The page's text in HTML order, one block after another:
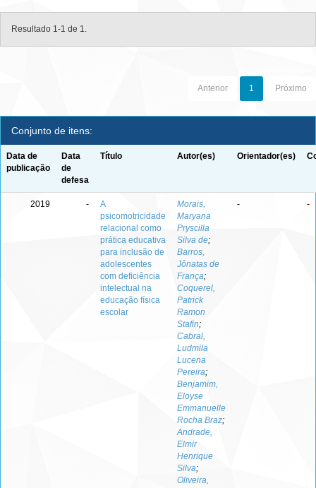
Resultado 1-1 de 1.
Anterior 1 Próximo
Conjunto de itens:
Data de
publicação
Data
de
defesa
Título Autor(es) Orientador(es)
2019 -
A
psicomotricidade
relacional como
prática educativa
para inclusão de
adolescentes
com deficiência
intelectual na
educação física
escolar
Morais,
Maryana
Pryscilla
Silva de;
Barros,
Jônatas de
França;
Coquerel,
Patrick
Ramon
Stafin;
Cabral,
Ludmila
Lucena
Pereira;
Benjamim,
Eloyse
Emmanuelle
Rocha Braz;
Andrade,
Elmir
Henrique
Silva;
Oliveira,
- -